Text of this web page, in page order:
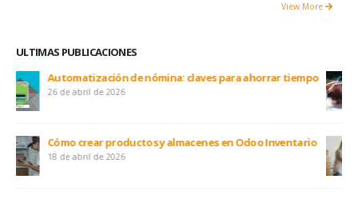
View More
ULTIMAS PUBLICACIONES
Manual de franquicia: políticas, cumplimiento y gestión
15 de abril de 2026
Migrar de B2B a D2C con Odoo ERP: guía clave
15 de abril de 2026